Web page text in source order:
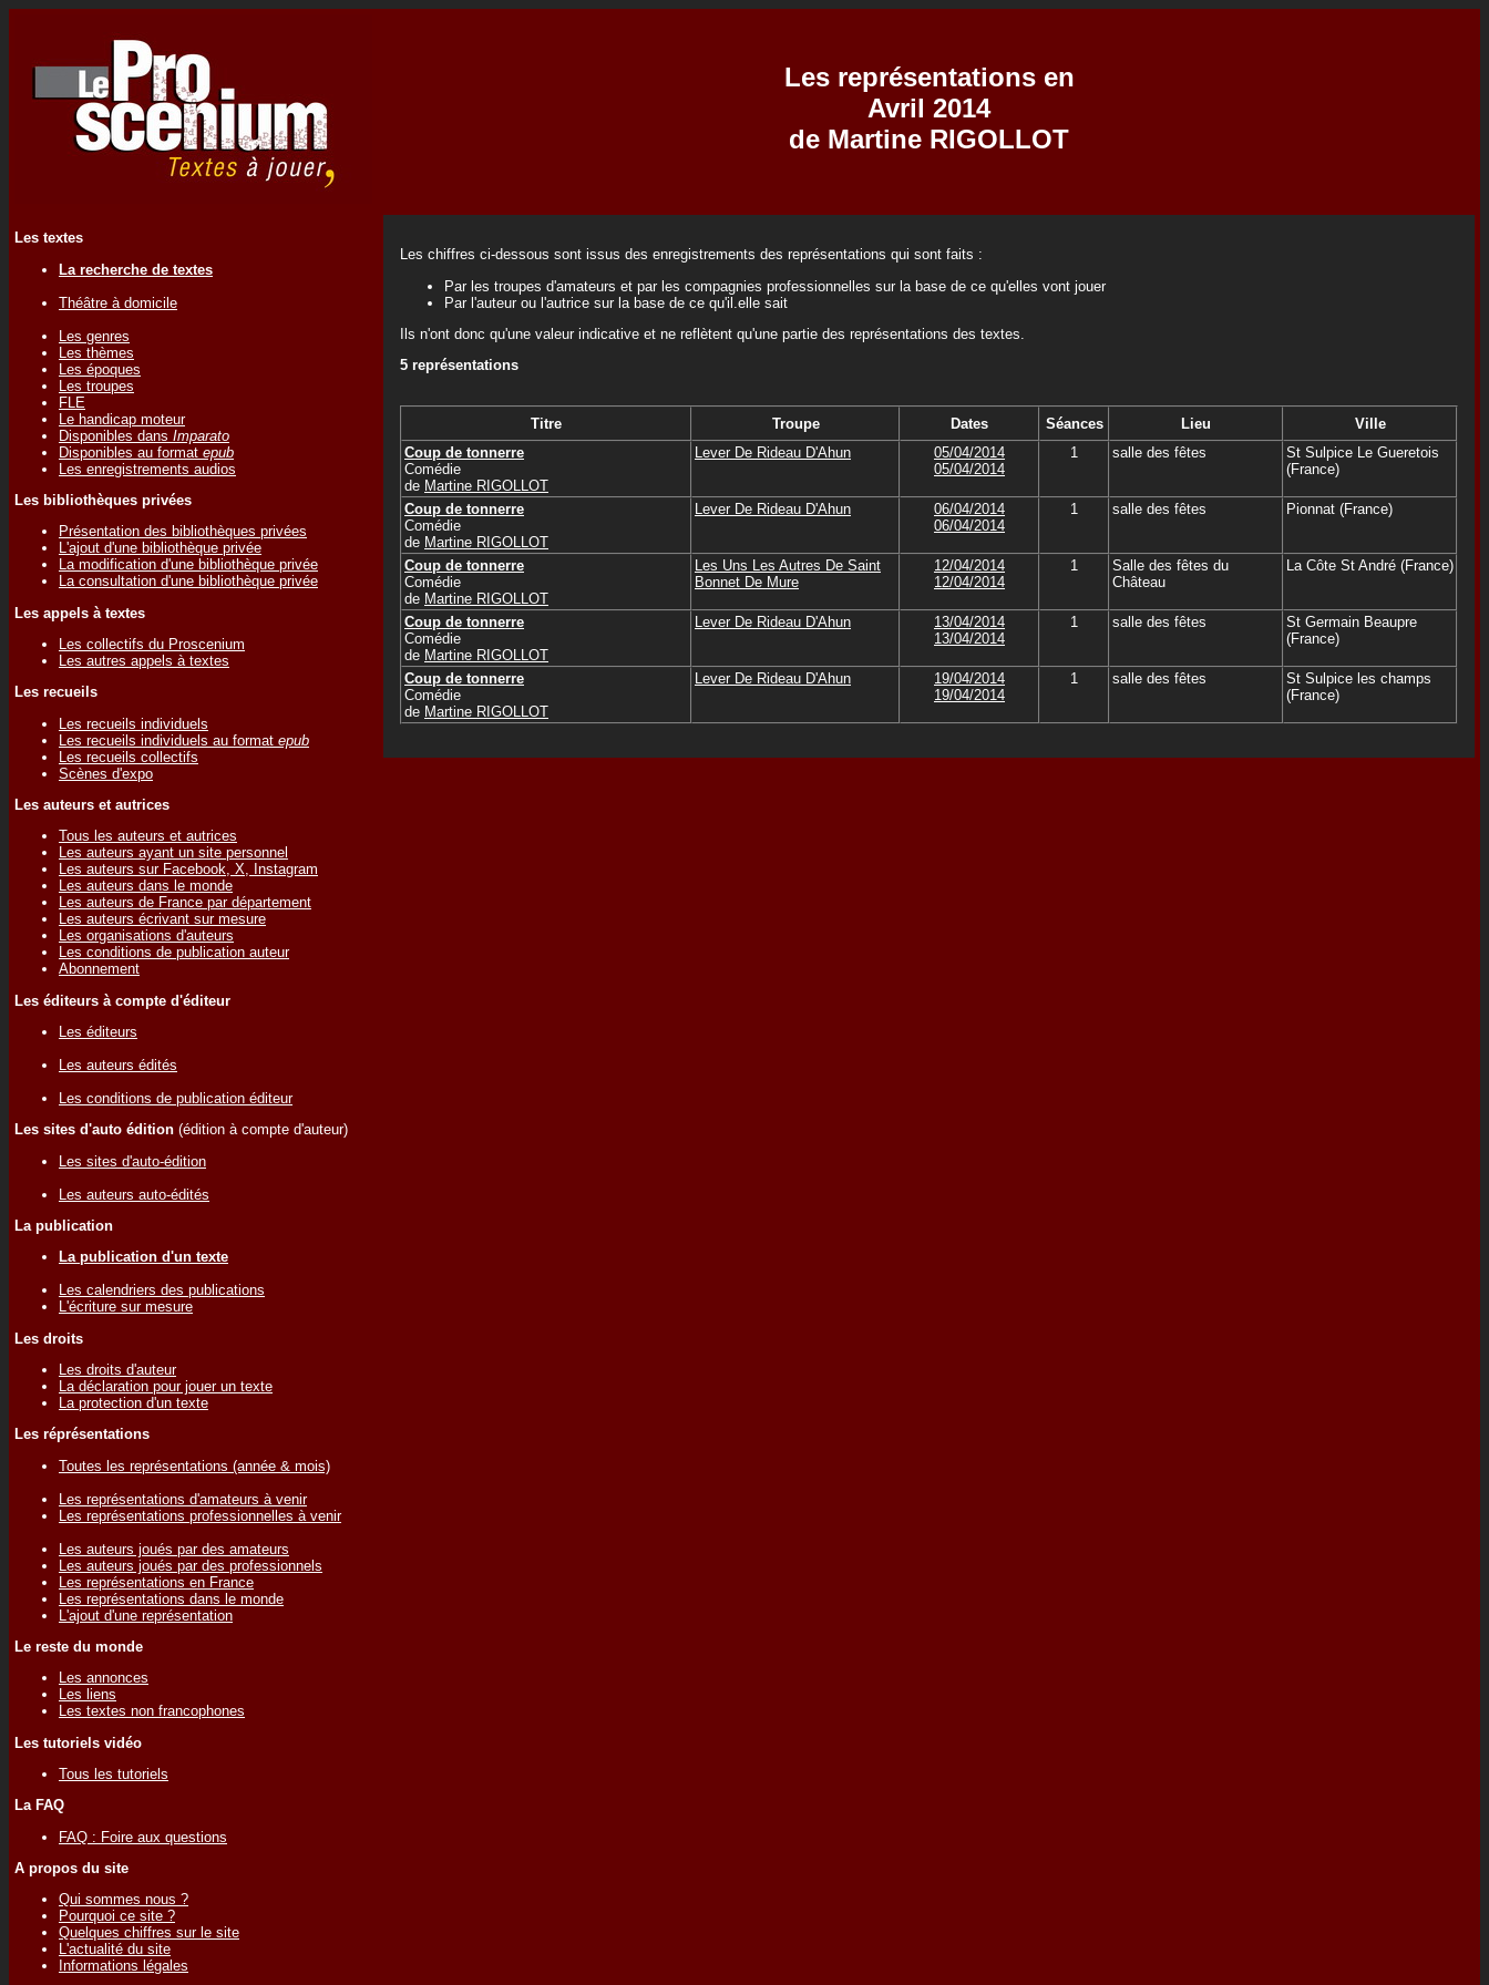
Les représentations en
Avril 2014
de Martine RIGOLLOT
Les textes
La recherche de textes
Théâtre à domicile
Les genres
Les thèmes
Les époques
Les troupes
FLE
Le handicap moteur
Disponibles dans Imparato
Disponibles au format epub
Les enregistrements audios
Les bibliothèques privées
Présentation des bibliothèques privées
L'ajout d'une bibliothèque privée
La modification d'une bibliothèque privée
La consultation d'une bibliothèque privée
Les appels à textes
Les collectifs du Proscenium
Les autres appels à textes
Les recueils
Les recueils individuels
Les recueils individuels au format epub
Les recueils collectifs
Scènes d'expo
Les auteurs et autrices
Tous les auteurs et autrices
Les auteurs ayant un site personnel
Les auteurs sur Facebook, X, Instagram
Les auteurs dans le monde
Les auteurs de France par département
Les auteurs écrivant sur mesure
Les organisations d'auteurs
Les conditions de publication auteur
Abonnement
Les éditeurs à compte d'éditeur
Les éditeurs
Les auteurs édités
Les conditions de publication éditeur
Les sites d'auto édition (édition à compte d'auteur)
Les sites d'auto-édition
Les auteurs auto-édités
La publication
La publication d'un texte
Les calendriers des publications
L'écriture sur mesure
Les droits
Les droits d'auteur
La déclaration pour jouer un texte
La protection d'un texte
Les réprésentations
Toutes les représentations (année & mois)
Les représentations d'amateurs à venir
Les représentations professionnelles à venir
Les auteurs joués par des amateurs
Les auteurs joués par des professionnels
Les représentations en France
Les représentations dans le monde
L'ajout d'une représentation
Le reste du monde
Les annonces
Les liens
Les textes non francophones
Les tutoriels vidéo
Tous les tutoriels
La FAQ
FAQ : Foire aux questions
A propos du site
Qui sommes nous ?
Pourquoi ce site ?
Quelques chiffres sur le site
L'actualité du site
Informations légales
Les chiffres ci-dessous sont issus des enregistrements des représentations qui sont faits :
Par les troupes d'amateurs et par les compagnies professionnelles sur la base de ce qu'elles vont jouer
Par l'auteur ou l'autrice sur la base de ce qu'il.elle sait
Ils n'ont donc qu'une valeur indicative et ne reflètent qu'une partie des représentations des textes.
5 représentations
Titre Troupe Dates Séances Lieu
Ville
Coup de tonnerre
Comédie
de Martine RIGOLLOT
Lever De Rideau D'Ahun
05/04/2014
05/04/2014
1 salle des fêtes
St Sulpice Le Gueretois
(France)
Coup de tonnerre
Comédie
de Martine RIGOLLOT
Lever De Rideau D'Ahun
06/04/2014
06/04/2014
1 salle des fêtes Pionnat (France)
Coup de tonnerre
Comédie
de Martine RIGOLLOT
Les Uns Les Autres De Saint
Bonnet De Mure
12/04/2014
12/04/2014
1
Salle des fêtes du
Château
La Côte St André (France)
Coup de tonnerre
Comédie
de Martine RIGOLLOT
Lever De Rideau D'Ahun
13/04/2014
13/04/2014
1 salle des fêtes
St Germain Beaupre
(France)
Coup de tonnerre
Comédie
de Martine RIGOLLOT
Lever De Rideau D'Ahun
19/04/2014
19/04/2014
1 salle des fêtes
St Sulpice les champs
(France)